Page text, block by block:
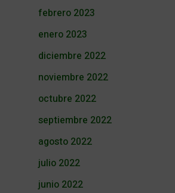
febrero 2023
enero 2023
diciembre 2022
noviembre 2022
octubre 2022
septiembre 2022
agosto 2022
julio 2022
junio 2022